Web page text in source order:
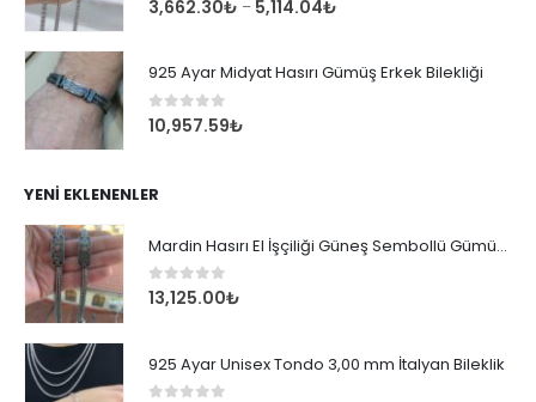
3,662.30₺ – 5,114.04₺
925 Ayar Midyat Hasırı Gümüş Erkek Bilekliği
0out of 5
10,957.59₺
YENI EKLENENLER
Mardin Hasırı El İşçiliği Güneş Sembollü Gümüş Erkek Bileklik
0out of 5
13,125.00₺
925 Ayar Unisex Tondo 3,00 mm İtalyan Bileklik